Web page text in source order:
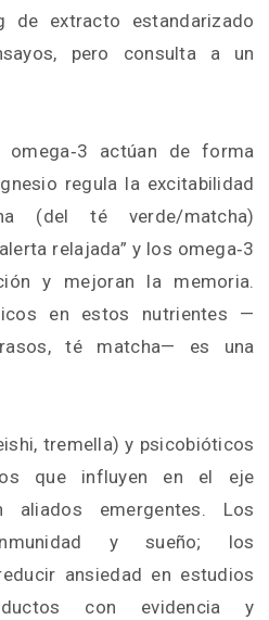
de extracto estandarizado
pero consulta a un
omega‑3 actúan de forma
regula la excitabilidad
(del té verde/matcha)
relajada” y los omega‑3
y mejoran la memoria.
en estos nutrientes —
té matcha— es una
tremella) y psicobióticos
que influyen en el eje
aliados emergentes. Los
y sueño; los
ansiedad en estudios
con evidencia y